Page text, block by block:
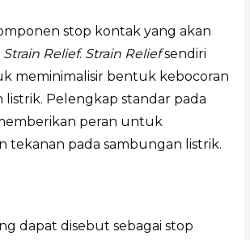
stop kontak yang akan
Strain Relief. Strain Reliefsendiri
meminimalisir bentuk kebocoran
listrik. Pelengkap standar pada
peran untuk
tekanan pada sambungan listrik.
dapat disebut sebagai stop